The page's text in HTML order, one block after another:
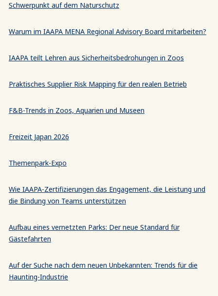
Schwerpunkt auf dem Naturschutz
Warum im IAAPA MENA Regional Advisory Board mitarbeiten?
IAAPA teilt Lehren aus Sicherheitsbedrohungen in Zoos
Praktisches Supplier Risk Mapping für den realen Betrieb
F&B-Trends in Zoos, Aquarien und Museen
Freizeit Japan 2026
Themenpark-Expo
Wie IAAPA-Zertifizierungen das Engagement, die Leistung und
die Bindung von Teams unterstützen
Aufbau eines vernetzten Parks: Der neue Standard für
Gästefahrten
Auf der Suche nach dem neuen Unbekannten: Trends für die
Haunting-Industrie